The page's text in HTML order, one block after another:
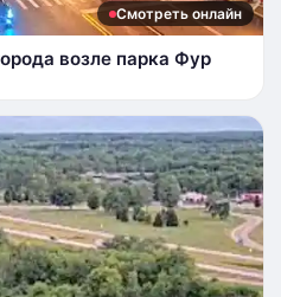
Смотреть онлайн
возле парка Фур